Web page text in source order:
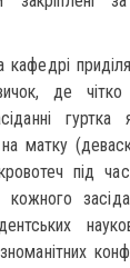
кафедрі
де
матку
під